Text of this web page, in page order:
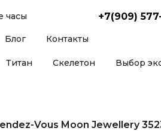
Блог Контакты
часы +7(909)
Титан Скелетон Выбор
Vous Moon Jewellery